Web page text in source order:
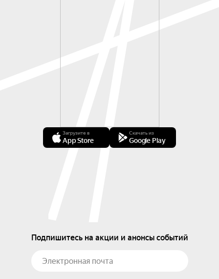
Загрузите в
App Store
Скачать из
Google Play
Подпишитесь на акции и анонсы событий